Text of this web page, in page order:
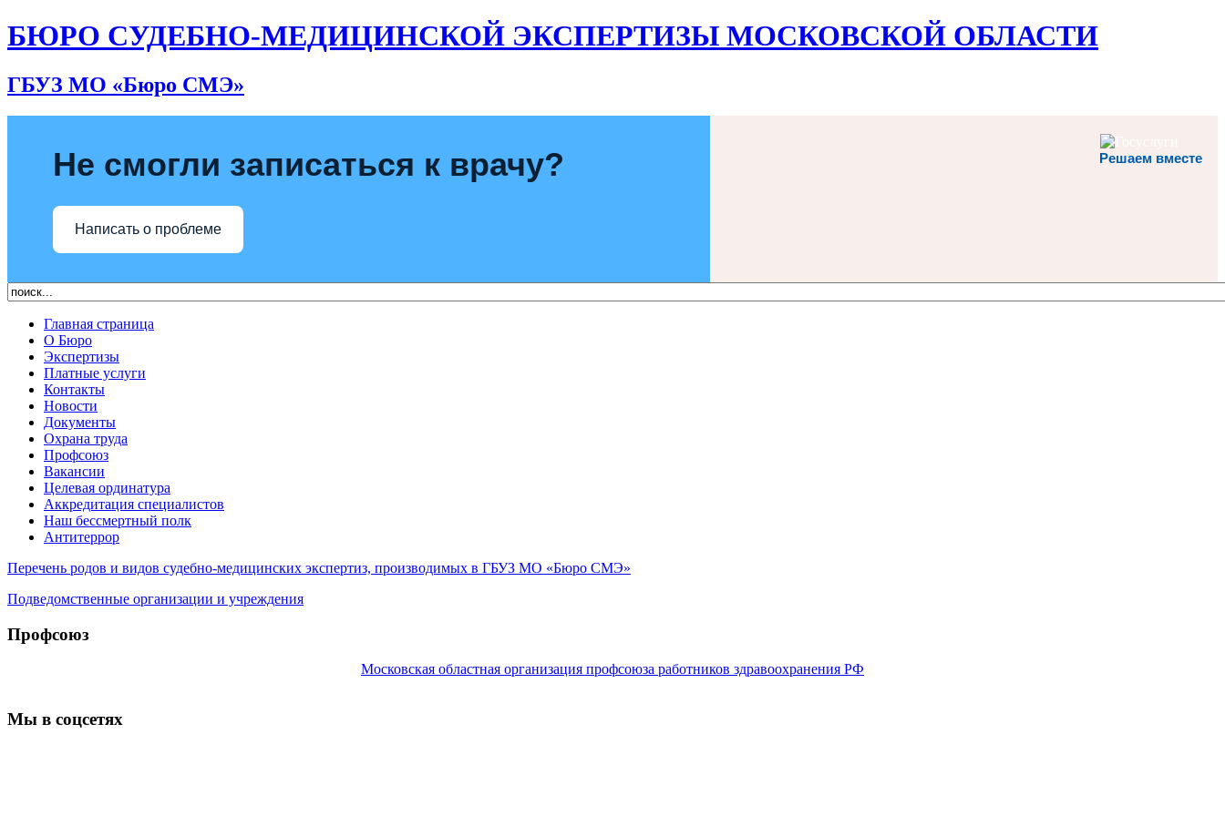
БЮРО СУДЕБНО-МЕДИЦИНСКОЙ ЭКСПЕРТИЗЫ МОСКОВСКОЙ ОБЛАСТИ
ГБУЗ МО «Бюро СМЭ»
Решаем вместе
Не смогли записаться к врачу?
Написать о проблеме
Главная страница
О Бюро
Экспертизы
Платные услуги
Контакты
Новости
Документы
Охрана труда
Профсоюз
Вакансии
Целевая ординатура
Аккредитация специалистов
Наш бессмертный полк
Антитеррор
Перечень родов и видов судебно-медицинских экспертиз, производимых в ГБУЗ МО «Бюро СМЭ»
Подведомственные организации и учреждения
Профсоюз
Московская областная организация профсоюза работников здравоохранения РФ
Мы в соцсетях